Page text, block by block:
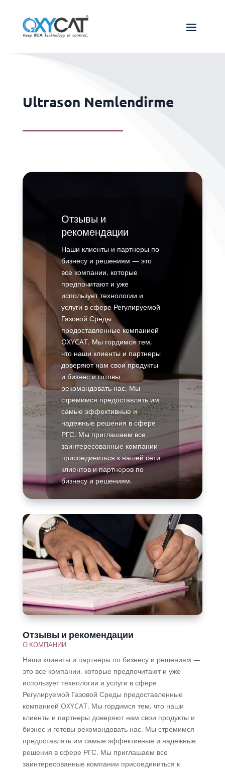
Ultrason Nemlendirme
Отзывы и
рекомендации
Наши клиенты и партнеры по
бизнесу и решениям — это
все компании, которые
предпочитают и уже
использует технологии и
услуги в сфере Регулируемой
Газовой Среды
предоставленные компанией
OXYCAT. Мы гордимся тем,
что наши клиенты и партнеры
доверяют нам свои продукты
и бизнес и готовы
рекомандовать нас. Мы
стремимся предоставлять им
самые эффективные и
надежные решения в сфере
РГС. Мы приглашаем все
заинтересованные компании
присоединиться к нашей сети
клиентов и партнеров по
бизнесу и решениям.
Подробнее
Отзывы и рекомендации
О КОМПАНИИ
Наши клиенты и партнеры по бизнесу и решениям —
это все компании, которые предпочитают и уже
использует технологии и услуги в сфере
Регулируемой Газовой Среды предоставленные
компанией OXYCAT. Мы гордимся тем, что наши
клиенты и партнеры доверяют нам свои продукты и
бизнес и готовы рекомандовать нас. Мы стремимся
предоставлять им самые эффективные и надежные
решения в сфере РГС. Мы приглашаем все
заинтересованные компании присоединиться к